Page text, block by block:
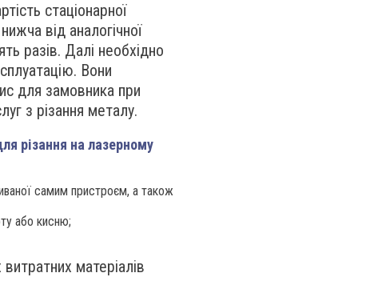
стаціонарної
від аналогічної
разів. Далі необхідно
Вони
для замовника при
з різання металу.
різання на лазерному
самим пристроєм, а також
або кисню;
матеріалів